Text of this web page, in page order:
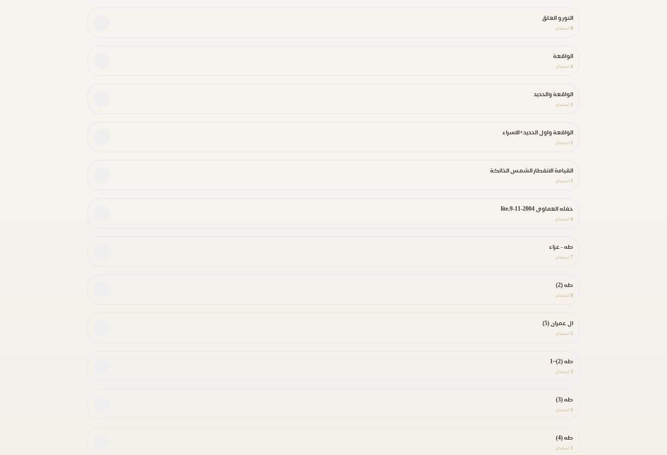
النور و العلق
0 استماع
الواقعة
4 استماع
الواقعة والحديد
1 استماع
الواقعة واول الحديد+الاسراء
1 استماع
القيامة الانفطار الشمس الخانكة
1 استماع
حفله العماوى 2004-11-9.lite
4 استماع
طه - عزاء
7 استماع
طه (2)
8 استماع
ال عمران (5)
5 استماع
طه (2)~1
3 استماع
طه (3)
1 استماع
طه (4)
1 استماع